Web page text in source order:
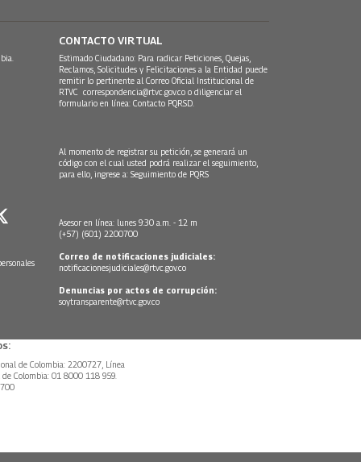
CONTACTO VIRTUAL
Estimado Ciudadano: Para radicar Peticiones, Quejas,
Reclamos, Solicitudes y Felicitaciones a la Entidad puede
remitir lo pertinente al Correo Oficial Institucional de
RTVC correspondencia@rtvc.gov.co o diligenciar el
formulario en línea: Contacto PQRSD.
Al momento de registrar su petición, se generará un
código con el cual usted podrá realizar el seguimiento,
para ello, ingrese a: Seguimiento de PQRS
Asesor en línea: lunes 9:30 a.m. - 12 m
(+57) (601) 2200700
Correo de notificaciones judiciales:
notificacionesjudiciales@rtvc.gov.co
Denuncias por actos de corrupción:
soytransparente@rtvc.gov.co
de Colombia: 2200727, Línea
Colombia: 01 8000 118 959.